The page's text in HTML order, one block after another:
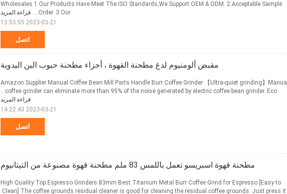
اتصل
Wholesales 1.Our Products Have Meet The ISO Standards,We Support OEM & ODM. 2.Acceptable Sample
Order. 3.Our ...
قراءة المزيد
2023-03-21 13:53:55
مقبض ألومنيوم لدغ مطحنة القهوة ، أجزاء مطحنة حبوب البن اليدوية
اتصل
Amazon Supplier Manual Coffee Bean Mill Parts Handle Burr Coffee Grinder 【Ultra-quiet grinding】Manual
coffee grinder can eliminate more than 95% of the noise generated by electric coffee bean grinder. Eco...
قراءة المزيد
2023-03-21 14:22:43
مطحنة قهوة اسبريسو تعمل باللمس 83 ملم مطحنة قهوة مصنوعة من التيتانيوم
High Quality Top Espresso Grinders 83mm Best Titanium Metal Burr Coffee Grind for Espresso [Easy to
Clean] The coffee grounds residual cleaner is good for cleaning the residual coffee grounds. Just press it.